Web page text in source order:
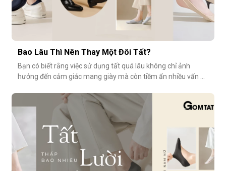
Bao Lâu Thì Nên Thay Một Đôi Tất?
Bạn có biết rằng việc sử dụng tất quá lâu không chỉ ảnh
hưởng đến cảm giác mang giày mà còn tiềm ẩn nhiều vấn đề
Cùng GOMTAT tìm hiểu nhé.Tuổi thọ trung bình của một đôi
tất là bao lâu?Trung bình, một đôi tất sử dụng thường xuyên